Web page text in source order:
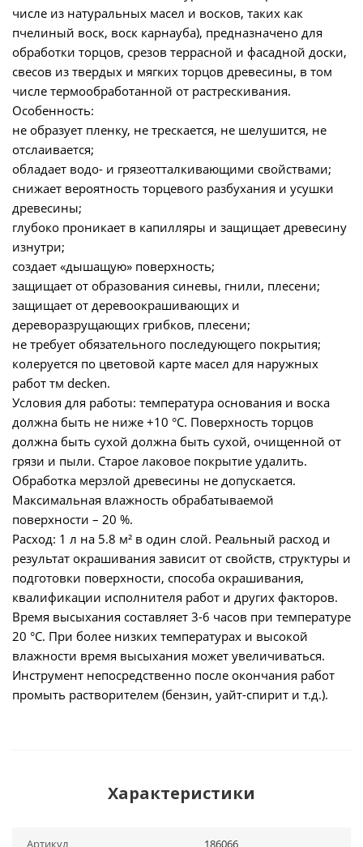
числе из натуральных масел и восков, таких как
пчелиный воск, воск карнауба), предназначено для
обработки торцов, срезов террасной и фасадной доски,
свесов из твердых и мягких торцов древесины, в том
числе термообработанной от растрескивания.
Особенность:
не образует пленку, не трескается, не шелушится, не
отслаивается;
обладает водо- и грязеотталкивающими свойствами;
снижает вероятность торцевого разбухания и усушки
древесины;
глубоко проникает в капилляры и защищает древесину
изнутри;
создает «дышащую» поверхность;
защищает от образования синевы, гнили, плесени;
защищает от деревоокрашивающих и
дереворазрущающих грибков, плесени;
не требует обязательного последующего покрытия;
колеруется по цветовой карте масел для наружных
работ тм decken.
Условия для работы: температура основания и воска
должна быть не ниже +10 °С. Поверхность торцов
должна быть сухой должна быть сухой, очищенной от
грязи и пыли. Старое лаковое покрытие удалить.
Обработка мерзлой древесины не допускается.
Максимальная влажность обрабатываемой
поверхности – 20 %.
Расход: 1 л на 5.8 м² в один слой. Реальный расход и
результат окрашивания зависит от свойств, структуры и
подготовки поверхности, способа окрашивания,
квалификации исполнителя работ и других факторов.
Время высыхания составляет 3-6 часов при температуре
20 °С. При более низких температурах и высокой
влажности время высыхания может увеличиваться.
Инструмент непосредственно после окончания работ
промыть растворителем (бензин, уайт-спирит и т.д.).
Характеристики
Артикул 186066